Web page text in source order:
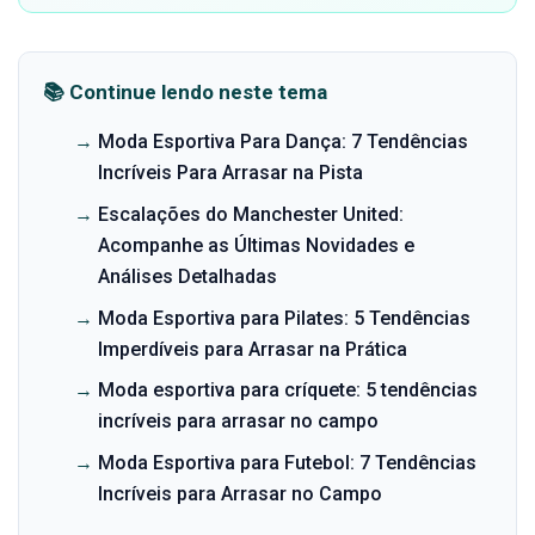
📚 Continue lendo neste tema
→ Moda Esportiva Para Dança: 7 Tendências
Incríveis Para Arrasar na Pista
→ Escalações do Manchester United:
Acompanhe as Últimas Novidades e
Análises Detalhadas
→ Moda Esportiva para Pilates: 5 Tendências
Imperdíveis para Arrasar na Prática
→ Moda esportiva para críquete: 5 tendências
incríveis para arrasar no campo
→ Moda Esportiva para Futebol: 7 Tendências
Incríveis para Arrasar no Campo